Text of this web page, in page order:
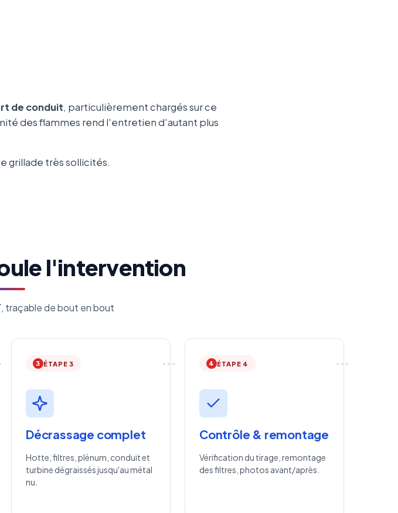
de conduit, particulièrement chargés sur ce
des flammes rend l'entretien d'autant plus
grillade très sollicités.
l'intervention
traçable de bout en bout
3 ÉTAPE 3
Décrassage complet
Hotte, filtres, plénum, conduit et
turbine dégraissés jusqu'au métal
nu.
4 ÉTAPE 4
Contrôle & remontage
Vérification du tirage, remontage
des filtres, photos avant/après.